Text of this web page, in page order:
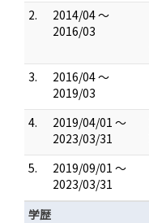
2.
2014/04 ～
2016/03
3.
2016/04 ～
2019/03
4.
2019/04/01 ～
2023/03/31
5.
2019/09/01 ～
2023/03/31
学歴